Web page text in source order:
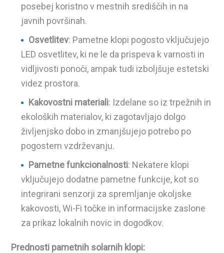
posebej koristno v mestnih središčih in na
javnih površinah.
Osvetlitev: Pametne klopi pogosto vključujejo
LED osvetlitev, ki ne le da prispeva k varnosti in
vidljivosti ponoči, ampak tudi izboljšuje estetski
videz prostora.
Kakovostni materiali: Izdelane so iz trpežnih in
ekoloških materialov, ki zagotavljajo dolgo
življenjsko dobo in zmanjšujejo potrebo po
pogostem vzdrževanju.
Pametne funkcionalnosti: Nekatere klopi
vključujejo dodatne pametne funkcije, kot so
integrirani senzorji za spremljanje okoljske
kakovosti, Wi-Fi točke in informacijske zaslone
za prikaz lokalnih novic in dogodkov.
Prednosti pametnih solarnih klopi: